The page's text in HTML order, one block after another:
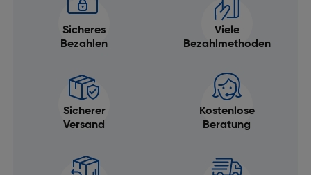
Sicheres
Bezahlen
Viele
Bezahlmethoden
Sicherer
Versand
Kostenlose
Beratung